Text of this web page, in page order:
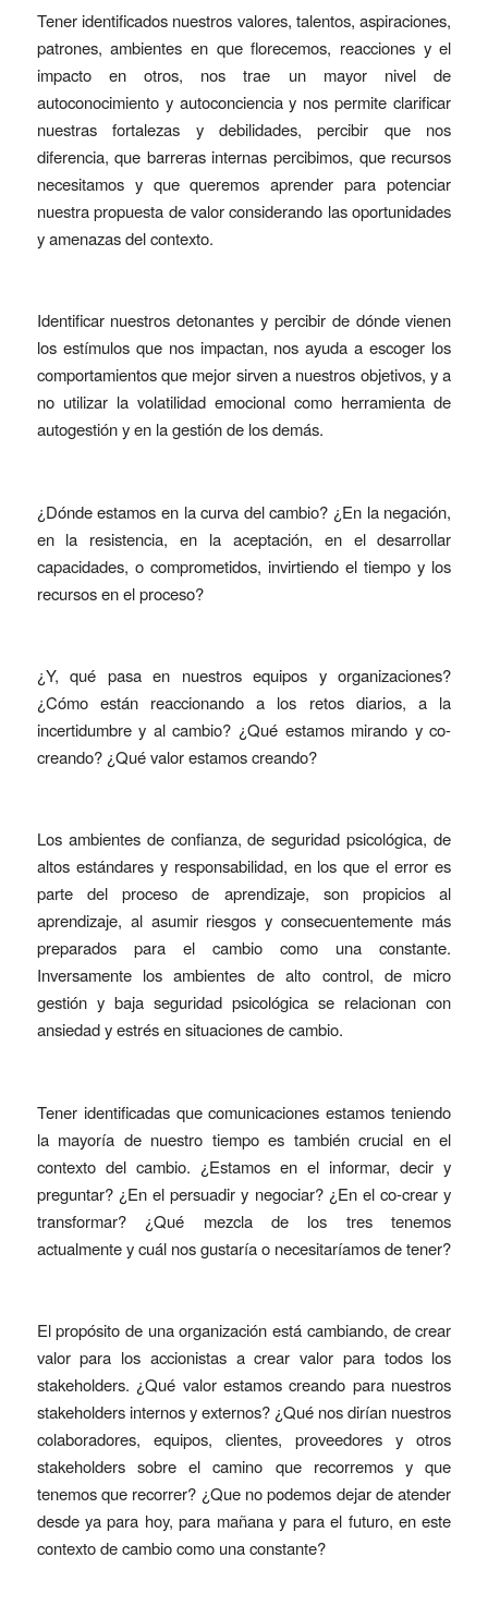
Tener identificados nuestros valores, talentos, aspiraciones,
patrones, ambientes en que florecemos, reacciones y el
impacto en otros, nos trae un mayor nivel de
autoconocimiento y autoconciencia y nos permite clarificar
nuestras fortalezas y debilidades, percibir que nos
diferencia, que barreras internas percibimos, que recursos
necesitamos y que queremos aprender para potenciar
nuestra propuesta de valor considerando las oportunidades
y amenazas del contexto.
Identificar nuestros detonantes y percibir de dónde vienen
los estímulos que nos impactan, nos ayuda a escoger los
comportamientos que mejor sirven a nuestros objetivos, y a
no utilizar la volatilidad emocional como herramienta de
autogestión y en la gestión de los demás.
¿Dónde estamos en la curva del cambio? ¿En la negación,
en la resistencia, en la aceptación, en el desarrollar
capacidades, o comprometidos, invirtiendo el tiempo y los
recursos en el proceso?
¿Y, qué pasa en nuestros equipos y organizaciones?
¿Cómo están reaccionando a los retos diarios, a la
incertidumbre y al cambio? ¿Qué estamos mirando y co-
creando? ¿Qué valor estamos creando?
Los ambientes de confianza, de seguridad psicológica, de
altos estándares y responsabilidad, en los que el error es
parte del proceso de aprendizaje, son propicios al
aprendizaje, al asumir riesgos y consecuentemente más
preparados para el cambio como una constante.
Inversamente los ambientes de alto control, de micro
gestión y baja seguridad psicológica se relacionan con
ansiedad y estrés en situaciones de cambio.
Tener identificadas que comunicaciones estamos teniendo
la mayoría de nuestro tiempo es también crucial en el
contexto del cambio. ¿Estamos en el informar, decir y
preguntar? ¿En el persuadir y negociar? ¿En el co-crear y
transformar? ¿Qué mezcla de los tres tenemos
actualmente y cuál nos gustaría o necesitaríamos de tener?
El propósito de una organización está cambiando, de crear
valor para los accionistas a crear valor para todos los
stakeholders. ¿Qué valor estamos creando para nuestros
stakeholders internos y externos? ¿Qué nos dirían nuestros
colaboradores, equipos, clientes, proveedores y otros
stakeholders sobre el camino que recorremos y que
tenemos que recorrer? ¿Que no podemos dejar de atender
desde ya para hoy, para mañana y para el futuro, en este
contexto de cambio como una constante?